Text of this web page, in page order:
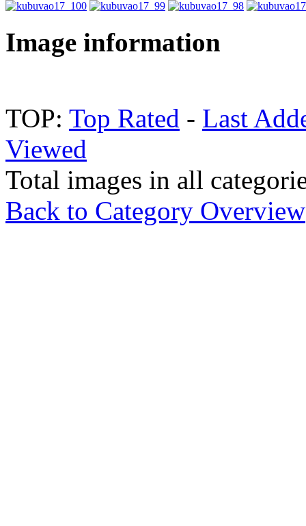
Image information
TOP: Top Rated - Last
Viewed
Total images in all
Back to Category Overview